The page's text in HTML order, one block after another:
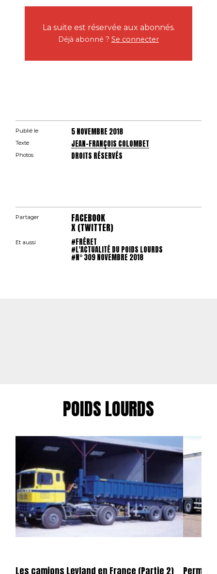
La suite est réservée aux abonnés.
Déjà abonné ? Se connecter
Publié le 5 NOVEMBRE 2018
Texte JEAN-FRANÇOIS COLOMBET
Photos DROITS RÉSERVÉS
Partager FACEBOOK
X (TWITTER)
Et aussi #FRÉRET
#L'ACTUALITÉ DU POIDS LOURDS
#N° 309 NOVEMBRE 2018
POIDS LOURDS
Les camions Leyland en France (Partie 2) Permier